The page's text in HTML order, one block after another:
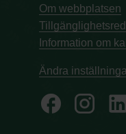
Om webbplatsen
Information om
Ändra
facebook